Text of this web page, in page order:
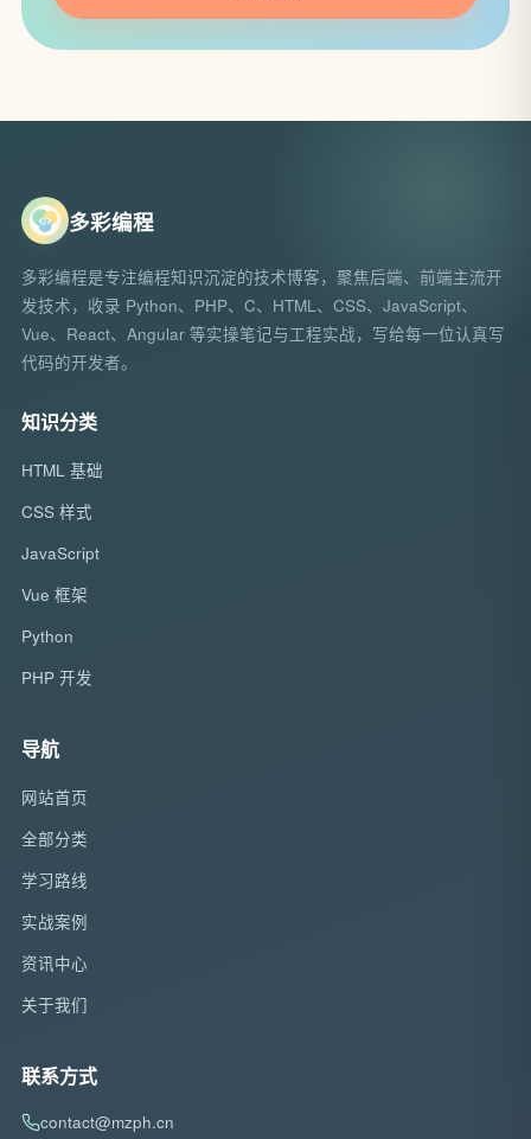
多彩编程
多彩编程是专注编程知识沉淀的技术博客，聚焦后端、前端主流开
发技术，收录 Python、PHP、C、HTML、CSS、JavaScript、
Vue、React、Angular 等实操笔记与工程实战，写给每一位认真写
代码的开发者。
知识分类
HTML 基础
CSS 样式
JavaScript
Vue 框架
Python
PHP 开发
导航
网站首页
全部分类
学习路线
实战案例
资讯中心
关于我们
联系方式
contact@mzph.cn